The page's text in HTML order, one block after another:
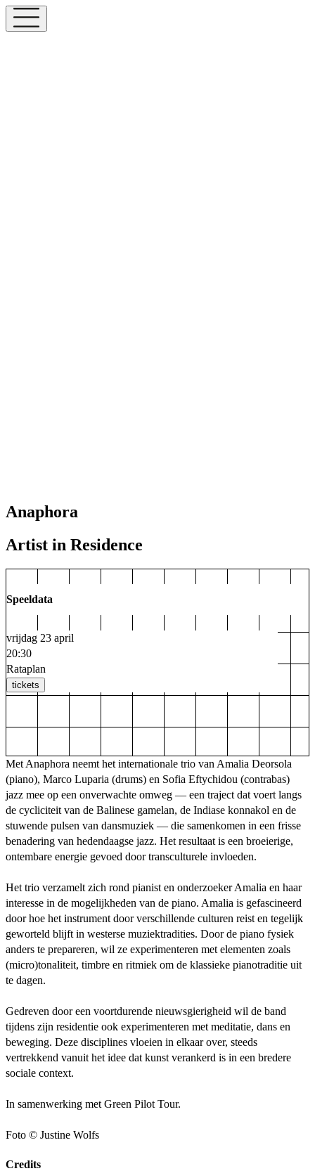
Anaphora
Artist in Residence
Speeldata
vrijdag 23 april
20:30
Rataplan
tickets
Met Anaphora neemt het internationale trio van Amalia Deorsola
(piano), Marco Luparia (drums) en Sofia Eftychidou (contrabas)
jazz mee op een onverwachte omweg — een traject dat voert langs
de cycliciteit van de Balinese gamelan, de Indiase konnakol en de
stuwende pulsen van dansmuziek — die samenkomen in een frisse
benadering van hedendaagse jazz. Het resultaat is een broeierige,
ontembare energie gevoed door transculturele invloeden.
Het trio verzamelt zich rond pianist en onderzoeker Amalia en haar
interesse in de mogelijkheden van de piano. Amalia is gefascineerd
door hoe het instrument door verschillende culturen reist en tegelijk
geworteld blijft in westerse muziektradities. Door de piano fysiek
anders te prepareren, wil ze experimenteren met elementen zoals
(micro)tonaliteit, timbre en ritmiek om de klassieke pianotraditie uit
te dagen.
Gedreven door een voortdurende nieuwsgierigheid wil de band
tijdens zijn residentie ook experimenteren met meditatie, dans en
beweging. Deze disciplines vloeien in elkaar over, steeds
vertrekkend vanuit het idee dat kunst verankerd is in een bredere
sociale context.
In samenwerking met Green Pilot Tour.
Foto © Justine Wolfs
Credits